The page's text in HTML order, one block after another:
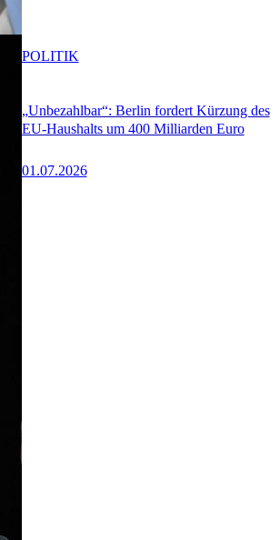
„Unbezahlbar“: Berlin fordert Kürzung des
EU-Haushalts um 400 Milliarden Euro
01.07.2026
POLITIK